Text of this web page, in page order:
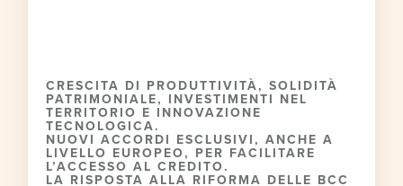
CRESCITA DI PRODUTTIVITÀ, SOLIDITÀ
PATRIMONIALE, INVESTIMENTI NEL
TERRITORIO E INNOVAZIONE
TECNOLOGICA.
NUOVI ACCORDI ESCLUSIVI, ANCHE A
LIVELLO EUROPEO, PER FACILITARE
L’ACCESSO AL CREDITO.
LA RISPOSTA ALLA RIFORMA DELLE BCC